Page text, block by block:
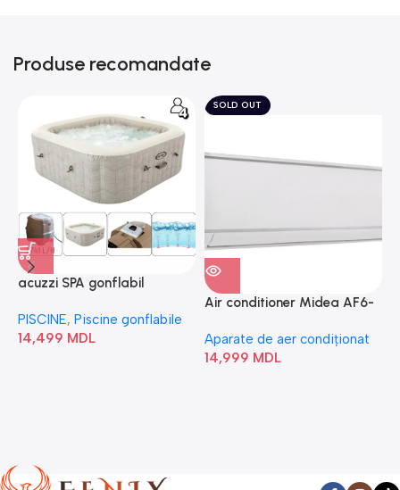
Produse recomandate
acuzzi SPA gonflabil
Bubble” 28446
PISCINE, Piscine gonflabile
14,499 MDL
SOLD OUT
Air conditioner Midea AF6-
Aparate de aer condiționat
14,999 MDL